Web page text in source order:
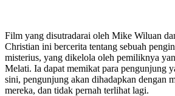
Film yang disutradarai oleh Mike Wiluan
Christian ini bercerita tentang sebuah
misterius, yang dikelola oleh pemiliknya
Melati. Ia dapat memikat para pengunjung
sini, pengunjung akan dihadapkan dengan
mereka, dan tidak pernah terlihat lagi.